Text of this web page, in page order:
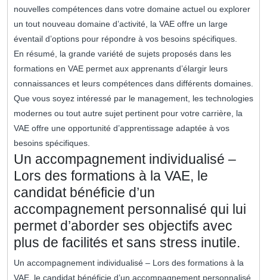
nouvelles compétences dans votre domaine actuel ou explorer
un tout nouveau domaine d’activité, la VAE offre un large
éventail d’options pour répondre à vos besoins spécifiques.
En résumé, la grande variété de sujets proposés dans les
formations en VAE permet aux apprenants d’élargir leurs
connaissances et leurs compétences dans différents domaines.
Que vous soyez intéressé par le management, les technologies
modernes ou tout autre sujet pertinent pour votre carrière, la
VAE offre une opportunité d’apprentissage adaptée à vos
besoins spécifiques.
Un accompagnement individualisé –
Lors des formations à la VAE, le
candidat bénéficie d’un
accompagnement personnalisé qui lui
permet d’aborder ses objectifs avec
plus de facilités et sans stress inutile.
Un accompagnement individualisé – Lors des formations à la
VAE, le candidat bénéficie d’un accompagnement personnalisé